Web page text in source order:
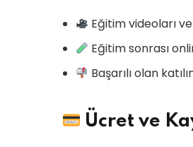
Eğitim videoları
Eğitim sonrası
Başarılı olan
Ücret ve